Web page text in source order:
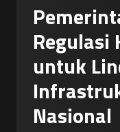
Regulasi
untuk
Nasional